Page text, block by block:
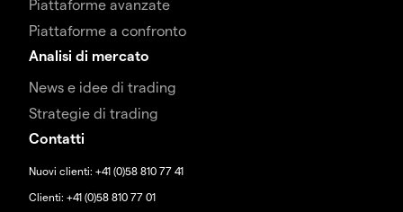
Piattaforme avanzate
Piattaforme a confronto
Analisi di mercato
News e idee di trading
Strategie di trading
Contatti
Nuovi clienti: +41 (0)58 810 77 41
Clienti: +41 (0)58 810 77 01